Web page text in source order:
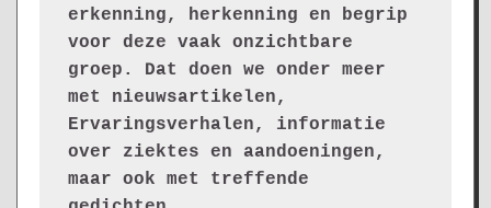
erkenning, herkenning en begrip
voor deze vaak onzichtbare
groep. Dat doen we onder meer
met nieuwsartikelen,
Ervaringsverhalen, informatie
over ziektes en aandoeningen,
maar ook met treffende